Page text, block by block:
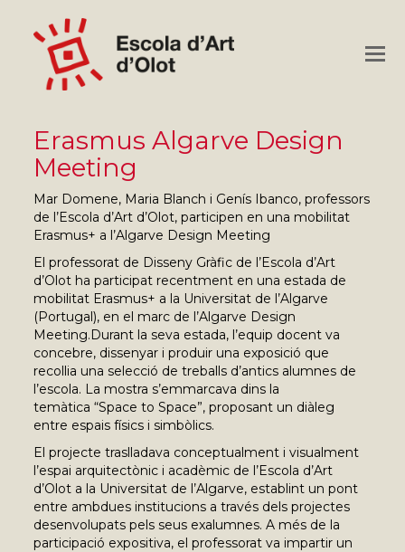
Erasmus Algarve Design
Meeting
Mar Domene, Maria Blanch i Genís Ibanco, professors
de l’Escola d’Art d’Olot, participen en una mobilitat
Erasmus+ a l’Algarve Design Meeting
El professorat de Disseny Gràfic de l’Escola d’Art
d’Olot ha participat recentment en una estada de
mobilitat Erasmus+ a la Universitat de l’Algarve
(Portugal), en el marc de l’Algarve Design
Meeting.Durant la seva estada, l’equip docent va
concebre, dissenyar i produir una exposició que
recollia una selecció de treballs d’antics alumnes de
l’escola. La mostra s’emmarcava dins la
temàtica “Space to Space”, proposant un diàleg
entre espais físics i simbòlics.
El projecte traslladava conceptualment i visualment
l’espai arquitectònic i acadèmic de l’Escola d’Art
d’Olot a la Universitat de l’Algarve, establint un pont
entre ambdues institucions a través dels projectes
desenvolupats pels seus exalumnes. A més de la
participació expositiva, el professorat va impartir un